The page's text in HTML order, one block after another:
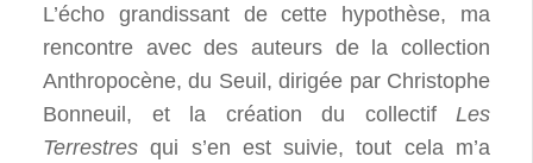
L’écho grandissant de cette hypothèse, ma
rencontre avec des auteurs de la collection
Anthropocène, du Seuil, dirigée par Christophe
Bonneuil, et la création du collectif Les
Terrestres qui s’en est suivie, tout cela m’a